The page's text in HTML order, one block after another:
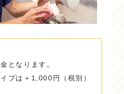
となります。
プは＋1,000円（税別）